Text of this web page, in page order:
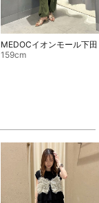
MEDOCイオンモール下田
159cm